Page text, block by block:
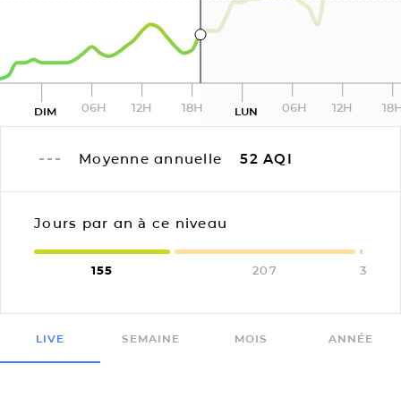
DIM 06H 12H 18H LUN 06H 12H
Moyenne annuelle 52 AQI
Jours par an à ce niveau
155 207 3
LIVE SEMAINE MOIS ANNÉE